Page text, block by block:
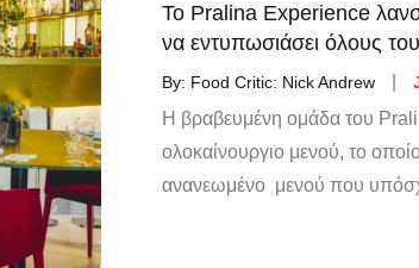
Το Pralina Experience
να εντυπωσιάσει όλους
By: Food Critic: Nick Andrew
Η βραβευμένη ομάδα του
ολοκαίνουργιο μενού, το
ανανεωμένο μενού που